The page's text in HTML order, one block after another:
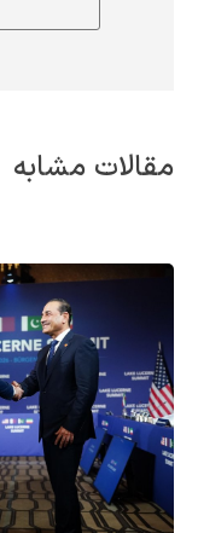
مقالات مشابه